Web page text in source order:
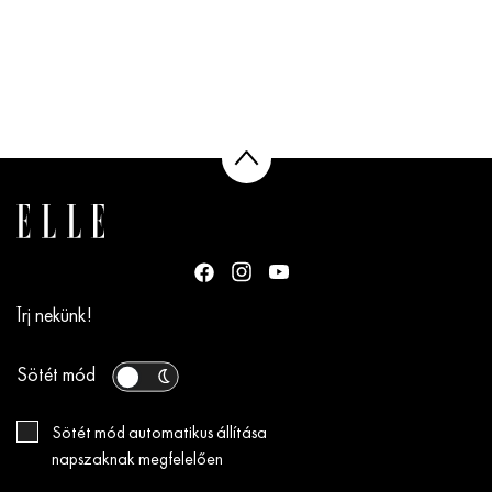
Írj nekünk!
Sötét mód
Sötét mód automatikus állítása
napszaknak megfelelően